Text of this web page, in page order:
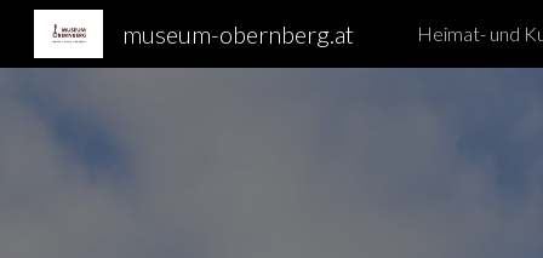
museum-obernberg.at Heimat- und